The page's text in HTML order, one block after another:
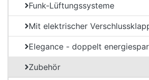
Funk-Lüftungssysteme
Mit elektrischer
Elegance - doppelt
Zubehör